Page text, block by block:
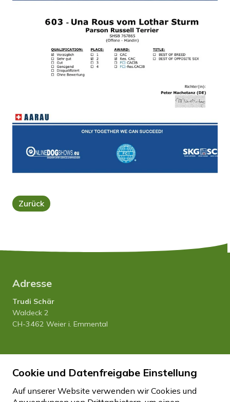
Zurück
Adresse
Trudi Schär
Waldeck 2
CH-3462 Weier i. Emmental
Natel 079 458 27 20
Cookie und Datenfreigabe Einstellung
Auf unserer Website verwenden wir Cookies und